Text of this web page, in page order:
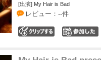
[出演] My Hair is Bad
レビュー：--件